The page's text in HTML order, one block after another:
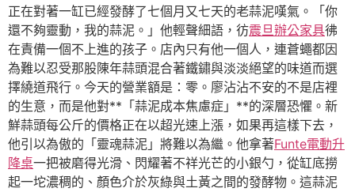
正在對著一缸已經發酵了七個月又七天的老蒜泥嘆氣。「你
還不夠靈動，我的蒜泥。」他輕聲細語，彷震旦辦公家具彿
在責備一個不上進的孩子。店內只有他一個人，連蒼蠅都因
為難以忍受那股陳年蒜頭混合著鐵鏽與淡淡絕望的味道而選
擇繞道飛行。今天的營業額是：零。廖沾沾不安的不是店裡
的生意，而是他對**「蒜泥成本焦慮症」**的深層恐懼。新
鮮蒜頭每公斤的價格正在以超光速上漲，如果再這樣下去，
他引以為傲的「靈魂蒜泥」將難以為繼。他拿著Funte電動升
降桌一把被磨得光滑、閃耀著不祥光芒的小銀勺，從缸底撈
起一坨濃稠的、顏色介於灰綠與土黃之間的發酵物。這蒜泥